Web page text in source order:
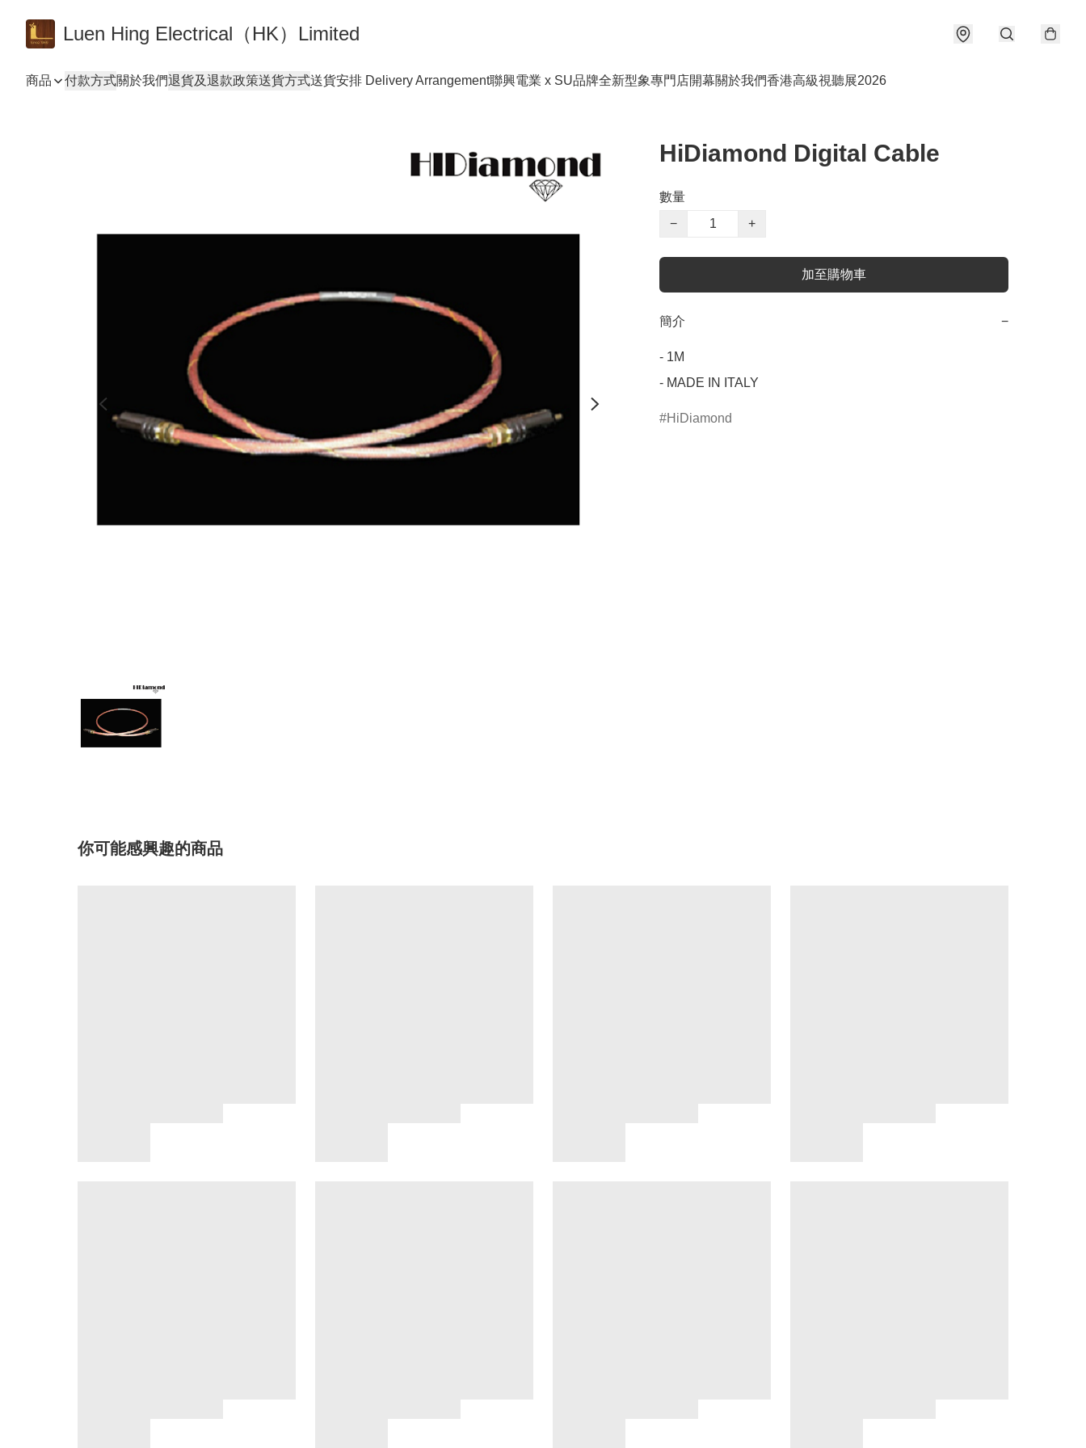
Luen Hing Electrical（HK）Limited
商品 付款方式關於我們退貨及退款政策送貨方式送貨安排 Delivery Arrangement聯興電業 x SU品牌全新型象專門店開幕關於我們香港高級視聽展2026
HiDiamond Digital Cable
數量
−
+
加至購物車
簡介 −
- 1M
- MADE IN ITALY
HiDiamond
你可能感興趣的商品